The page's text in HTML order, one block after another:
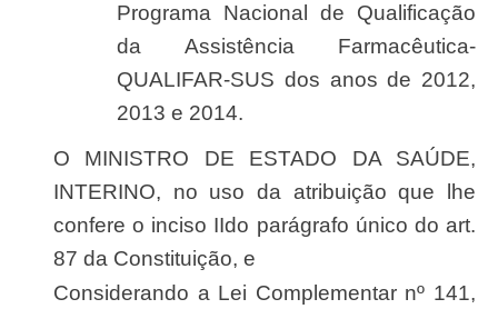
Programa Nacional de Qualificação
da Assistência Farmacêutica-
QUALIFAR-SUS dos anos de 2012,
2013 e 2014.
O MINISTRO DE ESTADO DA SAÚDE,
INTERINO, no uso da atribuição que lhe
confere o inciso IIdo parágrafo único do art.
87 da Constituição, e
Considerando a Lei Complementar nº 141,